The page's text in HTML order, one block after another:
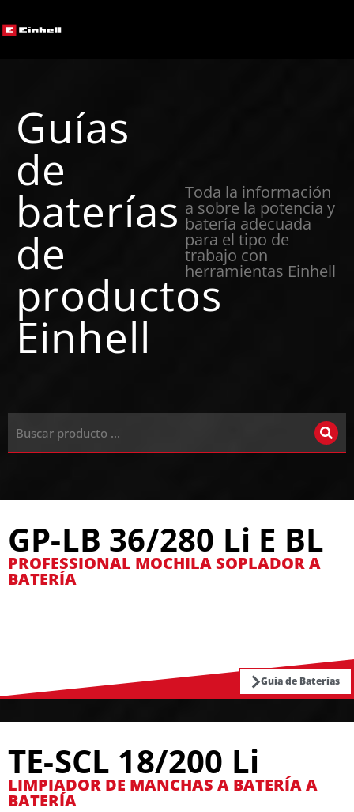
Guías
de
baterías
de
productos
Einhell
Toda la información
a sobre la potencia y
batería adecuada
para el tipo de
trabajo con
herramientas Einhell
GP-LB 36/280 Li E BL
PROFESSIONAL MOCHILA SOPLADOR A
BATERÍA
Guía de Baterías
TE-SCL 18/200 Li
LIMPIADOR DE MANCHAS A BATERÍA A
BATERÍA